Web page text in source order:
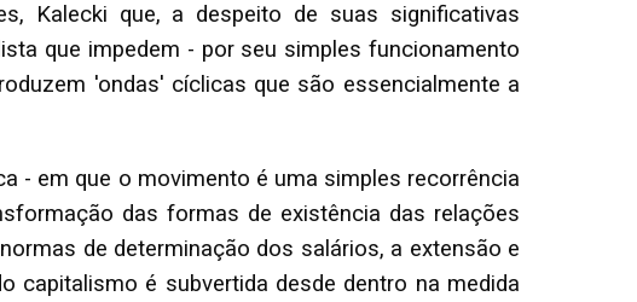
Kalecki que, a despeito de suas significativas
que impedem - por seu simples funcionamento
'ondas' cíclicas que são essencialmente a
- em que o movimento é uma simples recorrência
das formas de existência das relações
de determinação dos salários, a extensão e
capitalismo é subvertida desde dentro na medida